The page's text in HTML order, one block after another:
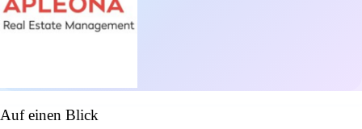
Auf einen Blick